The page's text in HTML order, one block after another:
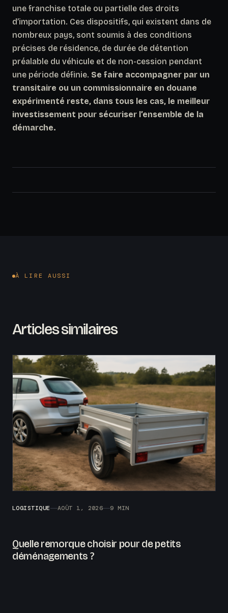
une franchise totale ou partielle des droits
d’importation. Ces dispositifs, qui existent dans de
nombreux pays, sont soumis à des conditions
précises de résidence, de durée de détention
préalable du véhicule et de non-cession pendant
une période définie. Se faire accompagner par un
transitaire ou un commissionnaire en douane
expérimenté reste, dans tous les cas, le meilleur
investissement pour sécuriser l’ensemble de la
démarche.
À LIRE AUSSI
Articles similaires
LOGISTIQUE AOÛT 1, 2026 9 MIN
Quelle remorque choisir pour de petits
déménagements ?